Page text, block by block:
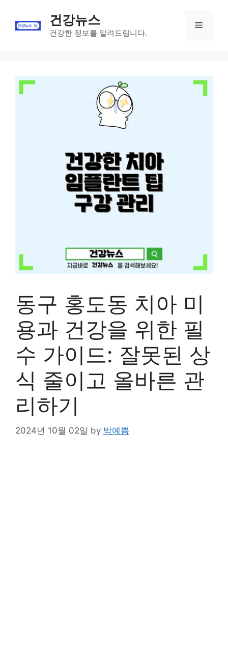
content
건강뉴스
건강한 정보를 알려드립니다.
Menu
동구 홍도동 치아 미
용과 건강을 위한 필
수 가이드: 잘못된 상
식 줄이고 올바른 관
리하기
2024년 10월 02일 by 박예쁨